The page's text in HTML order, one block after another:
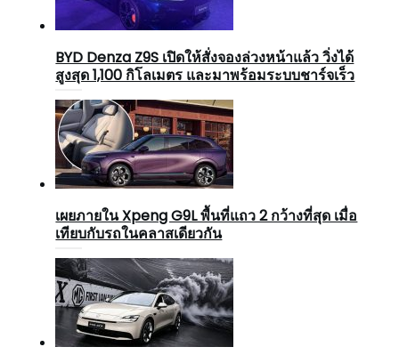
BYD Denza Z9S เปิดให้สั่งจองล่วงหน้าแล้ว วิ่งได้
สูงสุด 1,100 กิโลเมตร และมาพร้อมระบบชาร์จเร็ว
เผยภายใน Xpeng G9L พื้นที่แถว 2 กว้างที่สุด เมื่อ
เทียบกับรถในคลาสเดียวกัน